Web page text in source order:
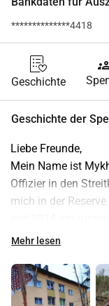
**************4418
Geschichte
Geschichte der
Liebe Freunde,
Mein Name ist
Offizier in den
mich in der
habe. In all diesen
Land zu verteidigen.
Am 24. Februar
Mehr lesen